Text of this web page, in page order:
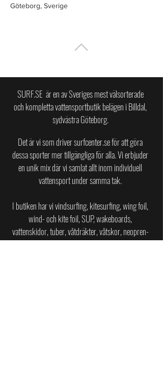
Göteborg, Sverige
SURF.SE är en av Sveriges mest välsorterade
och kompletta vattensportbutik belägen i Billdal,
sydvästra Göteborg.
Det är vi som driver surfcenter.se för att göra
dessa sporter mer tillgängliga för alla.Vi erbjuder
en unik mix där vi samlat allt inom individuell
vattensport under samma tak.
I butiken har vi vindsurfing, kitesurfing, wing foil,
wind- och kite foil, SUP, wakeboards,
vattenskidor, tuber, våtdräkter, våtskor, neopren-
tillbehör, kajaker och jollar av toppkvalitet till